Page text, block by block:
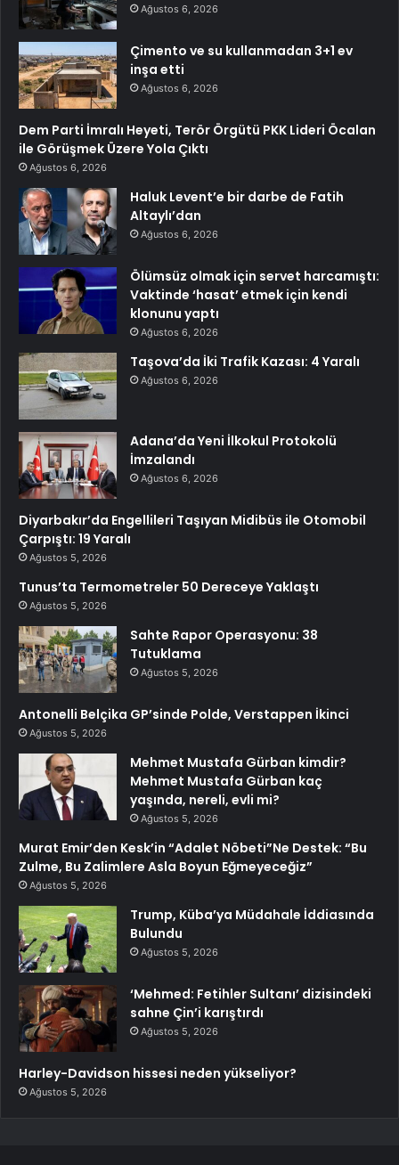
Ağustos 6, 2026
Çimento ve su kullanmadan 3+1 ev
inşa etti
Ağustos 6, 2026
Dem Parti İmralı Heyeti, Terör Örgütü PKK Lideri Öcalan
ile Görüşmek Üzere Yola Çıktı
Ağustos 6, 2026
Haluk Levent’e bir darbe de Fatih
Altaylı’dan
Ağustos 6, 2026
Ölümsüz olmak için servet harcamıştı:
Vaktinde ‘hasat’ etmek için kendi
klonunu yaptı
Ağustos 6, 2026
Taşova’da İki Trafik Kazası: 4 Yaralı
Ağustos 6, 2026
Adana’da Yeni İlkokul Protokolü
İmzalandı
Ağustos 6, 2026
Diyarbakır’da Engellileri Taşıyan Midibüs ile Otomobil
Çarpıştı: 19 Yaralı
Ağustos 5, 2026
Tunus’ta Termometreler 50 Dereceye Yaklaştı
Ağustos 5, 2026
Sahte Rapor Operasyonu: 38
Tutuklama
Ağustos 5, 2026
Antonelli Belçika GP’sinde Polde, Verstappen İkinci
Ağustos 5, 2026
Mehmet Mustafa Gürban kimdir?
Mehmet Mustafa Gürban kaç
yaşında, nereli, evli mi?
Ağustos 5, 2026
Murat Emir’den Kesk’in “Adalet Nöbeti”Ne Destek: “Bu
Zulme, Bu Zalimlere Asla Boyun Eğmeyeceğiz”
Ağustos 5, 2026
Trump, Küba’ya Müdahale İddiasında
Bulundu
Ağustos 5, 2026
‘Mehmed: Fetihler Sultanı’ dizisindeki
sahne Çin’i karıştırdı
Ağustos 5, 2026
Harley-Davidson hissesi neden yükseliyor?
Ağustos 5, 2026